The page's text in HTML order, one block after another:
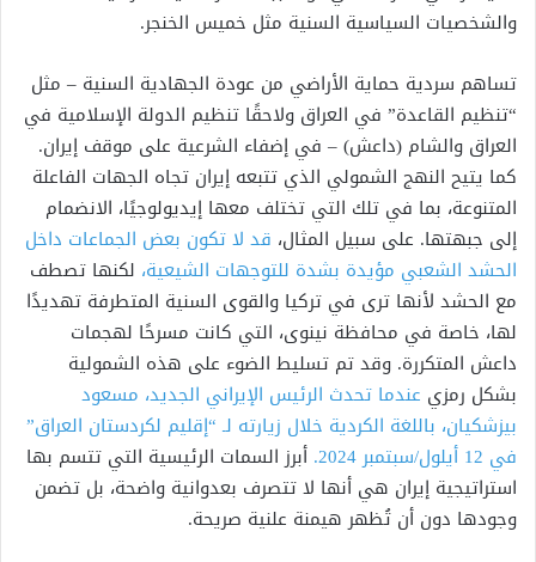
والشخصيات السياسية السنية مثل خميس الخنجر.
تساهم سردية حماية الأراضي من عودة الجهادية السنية – مثل
“تنظيم القاعدة” في العراق ولاحقًا تنظيم الدولة الإسلامية في
العراق والشام (داعش) – في إضفاء الشرعية على موقف إيران.
كما يتيح النهج الشمولي الذي تتبعه إيران تجاه الجهات الفاعلة
المتنوعة، بما في تلك التي تختلف معها إيديولوجيًا، الانضمام
إلى جبهتها. على سبيل المثال، قد لا تكون بعض الجماعات داخل
الحشد الشعبي مؤيدة بشدة للتوجهات الشيعية، لكنها تصطف
مع الحشد لأنها ترى في تركيا والقوى السنية المتطرفة تهديدًا
لها، خاصة في محافظة نينوى، التي كانت مسرحًا لهجمات
داعش المتكررة. وقد تم تسليط الضوء على هذه الشمولية
بشكل رمزي عندما تحدث الرئيس الإيراني الجديد، مسعود
بيزشكيان، باللغة الكردية خلال زيارته لـ “إقليم لكردستان العراق”
في 12 أيلول/سبتمبر 2024.
أبرز السمات الرئيسية التي تتسم بها
استراتيجية إيران هي أنها لا تتصرف بعدوانية واضحة، بل تضمن
وجودها دون أن تُظهر هيمنة علنية صريحة.